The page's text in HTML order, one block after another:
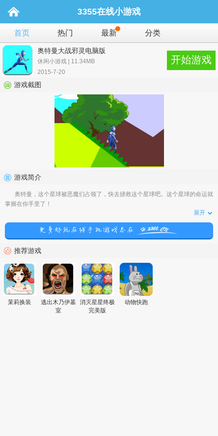
3355在线小游戏
首页 热门 最新 分类
奥特曼大战邪灵电脑版
休闲小游戏 | 11.34MB
2015-7-20
开始游戏
游戏截图
游戏简介
奥特曼，这个星球被恶魔们占领了，快去拯救这个星球吧。这个星球的命运就
掌握在你手里了！
展开
推荐游戏
茉莉换装
逃出木乃伊墓
室
消灭星星终极
完美版
动物快跑